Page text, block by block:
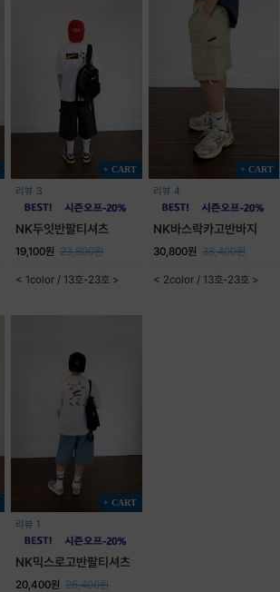
+ CART
리뷰 3
NK두잇반팔티셔츠
19,100원 23,800원
< 1color / 13호-23호 >
+ CART
리뷰 4
NK바스락카고반바지
30,800원 38,400원
< 2color / 13호-23호 >
+ CART
리뷰 1
NK믹스로고반팔티셔츠
20,400원 25,400원